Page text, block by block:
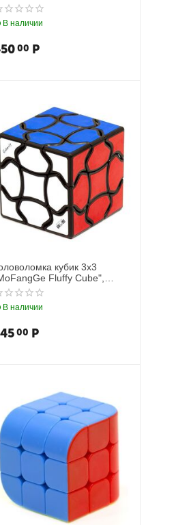
В наличии
00 Р
кубик 3х3
Fluffy Cube",
В наличии
00 Р